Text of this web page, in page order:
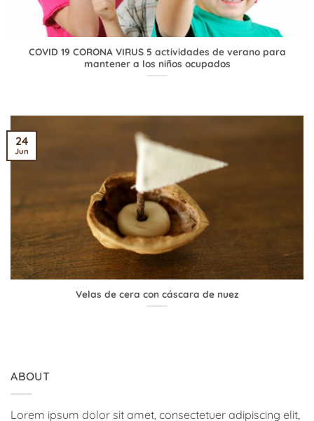
ABOUT
Lorem ipsum dolor sit amet, consectetuer adipiscing elit,
COVID 19 CORONA VIRUS 5 actividades de verano para
mantener a los niños ocupados
Velas de cera con cáscara de nuez
24
Jun